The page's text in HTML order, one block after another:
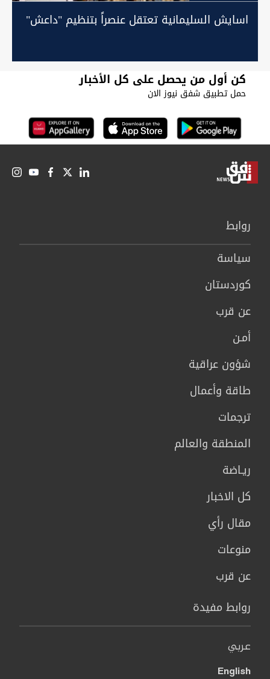
اسايش السليمانية تعتقل عنصراً بتنظيم "داعش"
كن أول من يحصل على كل الأخبار
حمل تطبيق شفق نيوز الان
روابط
سیاسة
كوردستان
عن قرب
أمـن
شؤون عراقية
طاقة وأعمال
ترجمات
المنطقة والعالم
ريـاضة
كل الاخبار
مقال رأي
منوعات
عن قرب
روابط مفيدة
عربي
English